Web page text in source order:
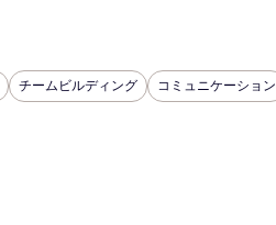
チームビルディング コミュニケーション